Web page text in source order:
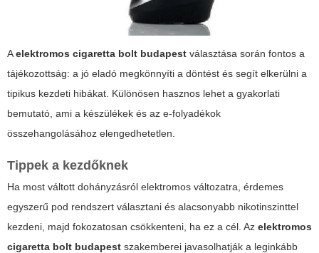
Aelektromos cigaretta bolt budapest választása során fontos a
tájékozottság: a jó eladó megkönnyíti a döntést és segít elkerülni a
tipikus kezdeti hibákat. Különösen hasznos lehet a gyakorlati
bemutató, ami a készülékek és az e-folyadékok
összehangolásához elengedhetetlen.
Tippek a kezdőknek
Ha most váltott dohányzásról elektromos változatra, érdemes
egyszerű pod rendszert választani és alacsonyabb nikotinszinttel
kezdeni, majd fokozatosan csökkenteni, ha ez a cél. Az elektromos
cigaretta bolt budapest szakemberei javasolhatják a leginkább